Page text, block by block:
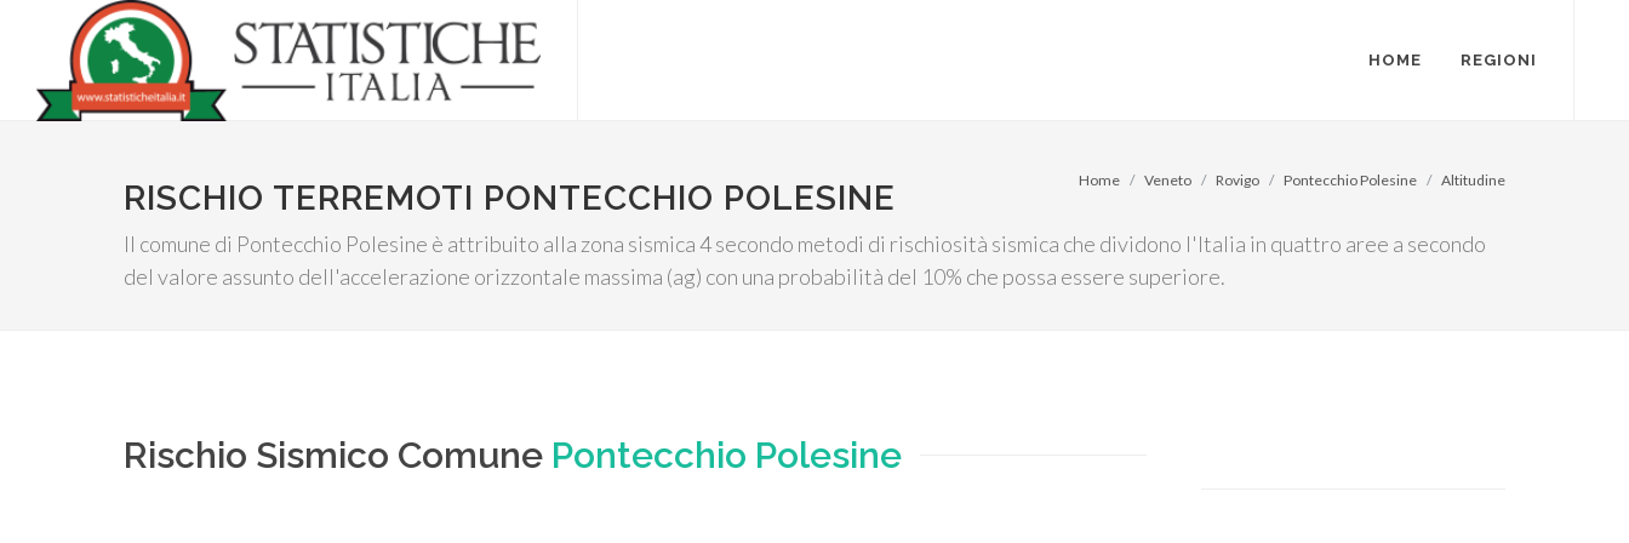
HOME REGIONI
RISCHIO TERREMOTI PONTECCHIO POLESINE
Il comune di Pontecchio Polesine è attribuito alla zona sismica 4 secondo metodi di rischiosità sismica che dividono l'Italia in quattro aree a secondo
del valore assunto dell'accelerazione orizzontale massima (ag) con una probabilità del 10% che possa essere superiore.
Home Veneto Rovigo Pontecchio Polesine Altitudine
Rischio Sismico Comune Pontecchio Polesine